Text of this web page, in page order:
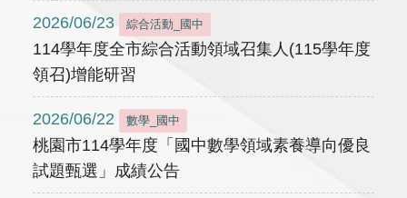
2026/06/23 綜合活動_國中
114學年度全市綜合活動領域召集人(115學年度
領召)增能研習
2026/06/22 數學_國中
桃園市114學年度「國中數學領域素養導向優良
試題甄選」成績公告